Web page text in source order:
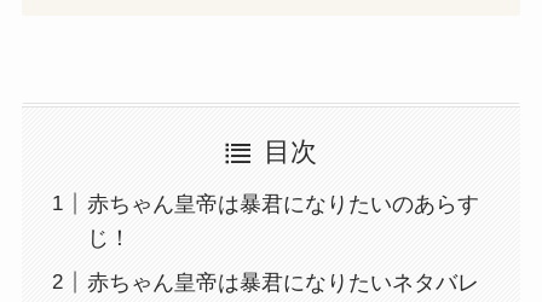
目次
赤ちゃん皇帝は暴君になりたいのあらす
じ！
赤ちゃん皇帝は暴君になりたいネタバレ